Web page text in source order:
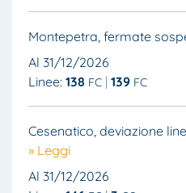
Montepetra, fermate
Al 31/12/2026
Linee: 138 FC 139 FC
Cesenatico, deviazione
» Leggi
Al 31/12/2026